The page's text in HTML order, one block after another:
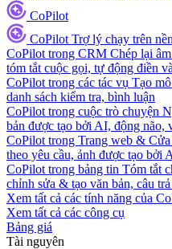
CoPilot
CoPilot Trợ lý chạy trên
CoPilot trong CRM Chép lại
tóm tắt cuộc gọi, tự động điền
CoPilot trong các tác vụ Tạo
danh sách kiểm tra, bình luận
CoPilot trong cuộc trò chuyện
bản được tạo bởi AI, động não,
CoPilot trong Trang web & Cửa
theo yêu cầu, ảnh được tạo bởi
CoPilot trong bảng tin Tóm tắt
chỉnh sửa & tạo văn bản, câu
Xem tất cả các tính năng của
Xem tất cả các công cụ
Bảng giá
Tài nguyên